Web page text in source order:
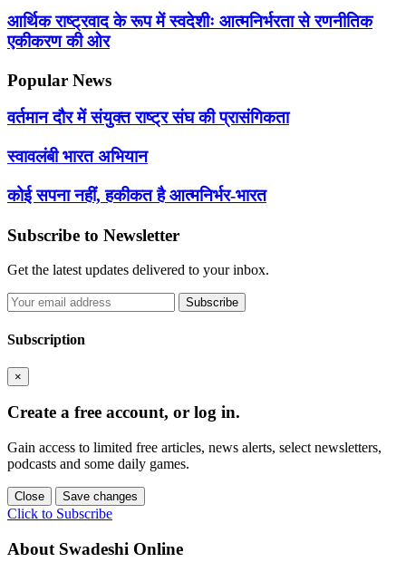
आर्थिक राष्ट्रवाद के रूप में स्वदेशीः आत्मनिर्भरता से रणनीतिक
एकीकरण की ओर
Popular News
वर्तमान दौर में संयुक्त राष्ट्र संघ की प्रासंगिकता
स्वावलंबी भारत अभियान
कोई सपना नहीं, हकीकत है आत्मनिर्भर-भारत
Subscribe to Newsletter
Get the latest updates delivered to your inbox.
Subscribe
Subscription
×
Create a free account, or log in.
Gain access to limited free articles, news alerts, select newsletters,
podcasts and some daily games.
Close Save changes
Click to Subscribe
About Swadeshi Online